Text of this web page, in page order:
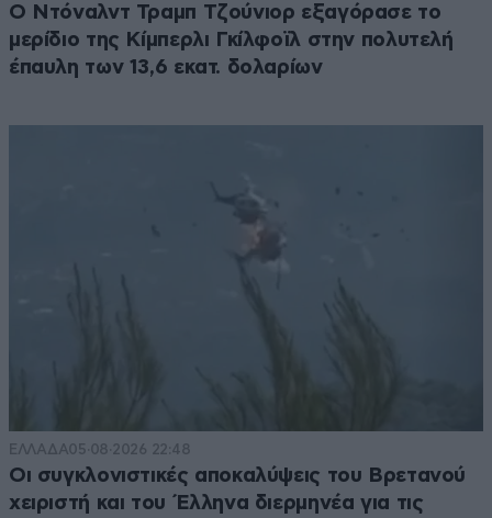
Ο Ντόναλντ Τραμπ Τζούνιορ εξαγόρασε το
μερίδιο της Κίμπερλι Γκίλφοϊλ στην πολυτελή
έπαυλη των 13,6 εκατ. δολαρίων
ΕΛΛΑΔΑ05·08·2026 22:48
Οι συγκλονιστικές αποκαλύψεις του Βρετανού
χειριστή και του Έλληνα διερμηνέα για τις